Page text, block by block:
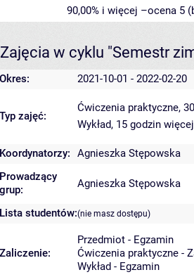
90,00% i więcej –ocena 5
Zajęcia w cyklu "Semestr
Okres: 2021-10-01 - 2022-02-20
Typ zajęć:
Ćwiczenia praktyczne,
Wykład, 15 godzin
Koordynatorzy:
Agnieszka Stępowska
Prowadzący
grup:
Agnieszka Stępowska
Lista studentów:(nie masz dostępu)
Zaliczenie:
Przedmiot - Egzamin
Ćwiczenia praktyczne -
Wykład - Egzamin